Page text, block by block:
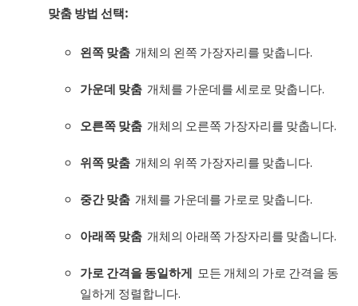
맞춤 방법 선택:
왼쪽맞춤 개체의 왼쪽 가장자리를 맞춥니다.
가운데 맞춤 개체를 가운데를 세로로 맞춥니다.
오른쪽맞춤 개체의 오른쪽 가장자리를 맞춥니다.
위쪽맞춤 개체의 위쪽 가장자리를 맞춥니다.
중간맞춤 개체를 가운데를 가로로 맞춥니다.
아래쪽맞춤 개체의 아래쪽 가장자리를 맞춥니다.
가로간격을동일하게 모든 개체의 가로 간격을 동
일하게 정렬합니다.